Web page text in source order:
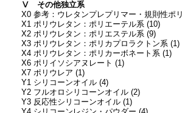
Ⅴ その他独立系
X0 参考：ウレタンプレプリマー・規則性ポ
X1 ポリウレタン：ポリエーテル系 (10)
X2 ポリウレタン：ポリエステル系 (9)
X3 ポリウレタン：ポリカプロラクトン系 (1)
X4 ポリウレタン：ポリカーボネート系 (1)
X6 ポリイソシアヌレート (1)
X7 ポリウレア (1)
Y1 シリコーンオイル (4)
Y2 フルオロシリコーンオイル (2)
Y3 反応性シリコーンオイル (1)